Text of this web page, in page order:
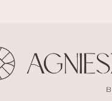
KONSULTANT
ORGANIZACJA